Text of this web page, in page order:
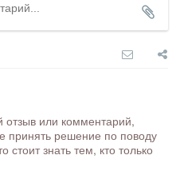
отзыв или комментарий,
решение по поводу
знать тем, кто только